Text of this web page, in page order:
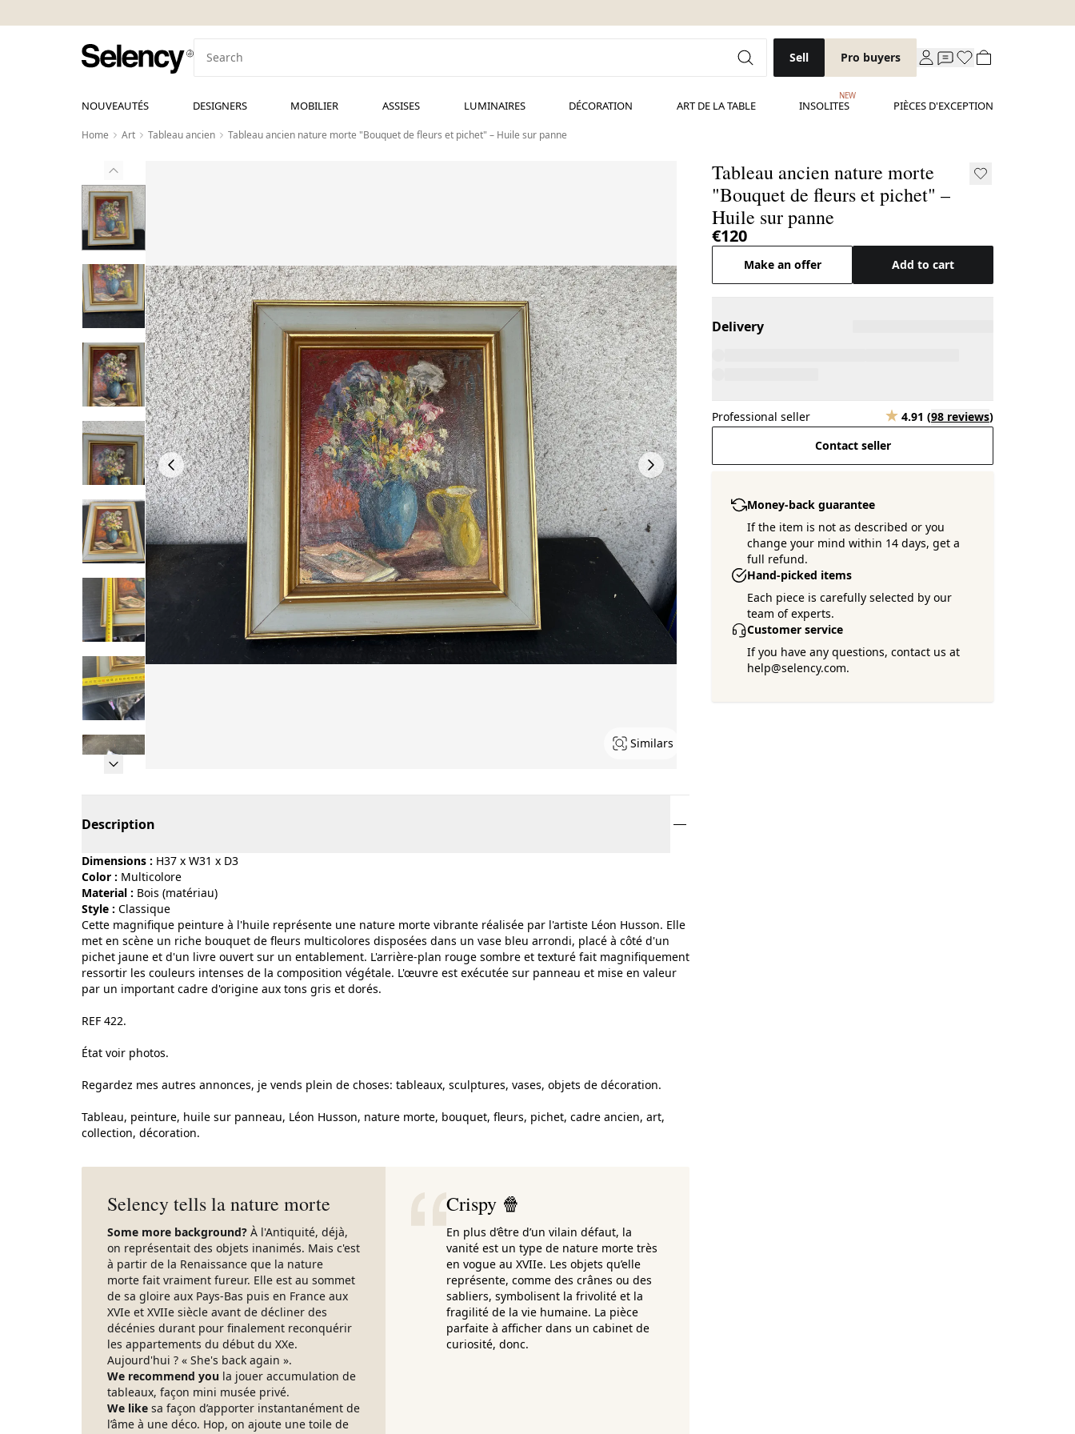
Sell Pro buyers
NOUVEAUTÉS DESIGNERS MOBILIER ASSISES LUMINAIRES DÉCORATION ART DE LA TABLE INSOLITES
NEW
PIÈCES D'EXCEPTION
Home Art Tableau ancien Tableau ancien nature morte "Bouquet de fleurs et pichet" – Huile sur panne
Similars
Tableau ancien nature morte
"Bouquet de fleurs et pichet" –
Huile sur panne
€120
Make an offer Add to cart
Delivery
Professional seller 4.91 (98 reviews)
Contact seller
Money-back guarantee
If the item is not as described or you
change your mind within 14 days, get a
full refund.
Hand-picked items
Each piece is carefully selected by our
team of experts.
Customer service
If you have any questions, contact us at
help@selency.com.
Description
Dimensions : H37 x W31 x D3
Color :
multicolore
Material :
bois (matériau)
Style :
classique
Cette magnifique peinture à l'huile représente une nature morte vibrante réalisée par l'artiste Léon Husson. Elle
met en scène un riche bouquet de fleurs multicolores disposées dans un vase bleu arrondi, placé à côté d'un
pichet jaune et d'un livre ouvert sur un entablement. L'arrière-plan rouge sombre et texturé fait magnifiquement
ressortir les couleurs intenses de la composition végétale. L'œuvre est exécutée sur panneau et mise en valeur
par un important cadre d'origine aux tons gris et dorés.
REF 422.
État voir photos.
Regardez mes autres annonces, je vends plein de choses: tableaux, sculptures, vases, objets de décoration.
Tableau, peinture, huile sur panneau, Léon Husson, nature morte, bouquet, fleurs, pichet, cadre ancien, art,
collection, décoration.
Selency tells la nature morte
Some more background? À l'Antiquité, déjà,
on représentait des objets inanimés. Mais c'est
à partir de la Renaissance que la nature
morte fait vraiment fureur. Elle est au sommet
de sa gloire aux Pays-Bas puis en France aux
XVIe et XVIIe siècle avant de décliner des
décénies durant pour finalement reconquérir
les appartements du début du XXe.
Aujourd'hui ? « She's back again ».
We recommend you la jouer accumulation de
tableaux, façon mini musée privé.
We like sa façon d’apporter instantanément de
l’âme à une déco. Hop, on ajoute une toile de
Crispy 🍿
En plus d’être d’un vilain défaut, la
vanité est un type de nature morte très
en vogue au XVIIe. Les objets qu’elle
représente, comme des crânes ou des
sabliers, symbolisent la frivolité et la
fragilité de la vie humaine. La pièce
parfaite à afficher dans un cabinet de
curiosité, donc.